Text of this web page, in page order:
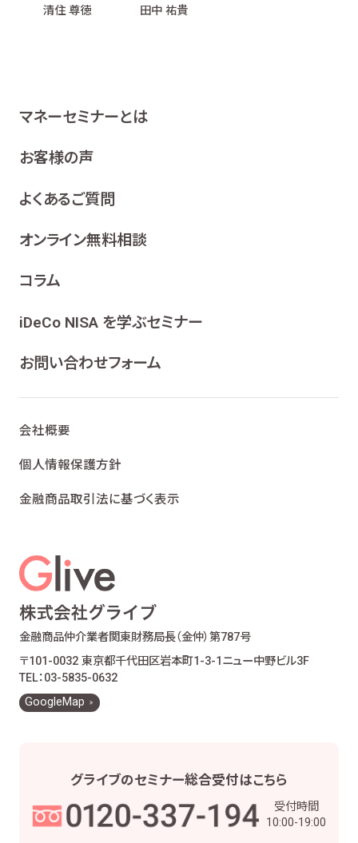
清住 尊徳 田中 祐貴
金融商品仲介業者関東財務局長（金仲）第787号
〒101-0032 東京都千代田区岩本町1-3-1 ニュー中野ビル3F
TEL：03-5835-0632
GoogleMap
マネーセミナーとは
お客様の声
よくあるご質問
オンライン無料相談
コラム
iDeCo NISA を学ぶセミナー
お問い合わせフォーム
会社概要
個人情報保護方針
金融商品取引法に基づく表示
グライブのセミナー総合受付はこちら
受付時間
10:00-19:00